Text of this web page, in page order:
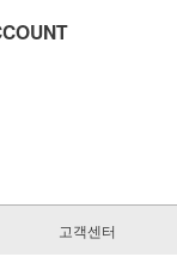
고객센터